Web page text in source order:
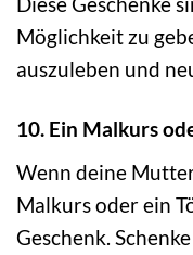
Möglichkeit zu
auszuleben und
10. Ein Malkurs
Wenn deine
Malkurs oder ein
Geschenk.